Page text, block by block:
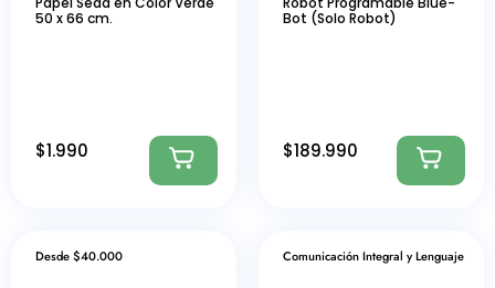
50 x 66 cm.
$1.990
Bot (Solo Robot)
$189.990
Desde $40.000 Comunicación Integral y Lenguaje